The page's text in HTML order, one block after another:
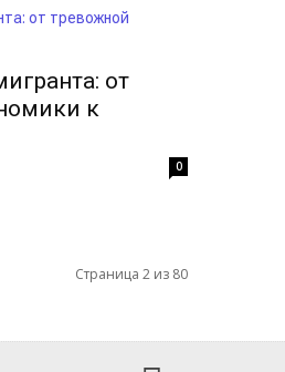
от
к
0
Страница 2 из 80